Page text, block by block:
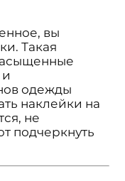
вы
Такая
одежды
наклейки на
не
подчеркнуть